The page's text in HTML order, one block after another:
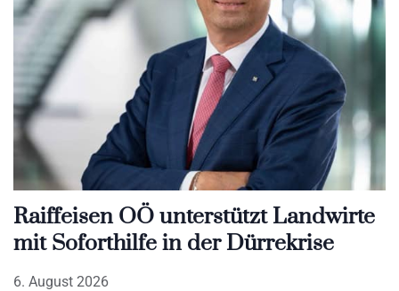
Raiffeisen OÖ unterstützt Landwirte
mit Soforthilfe in der Dürrekrise
6. August 2026